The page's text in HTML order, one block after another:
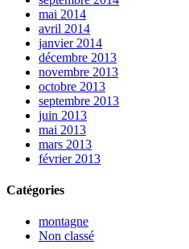
mai 2014
avril 2014
janvier 2014
décembre 2013
novembre 2013
octobre 2013
septembre 2013
juin 2013
mai 2013
mars 2013
février 2013
Catégories
montagne
Non classé